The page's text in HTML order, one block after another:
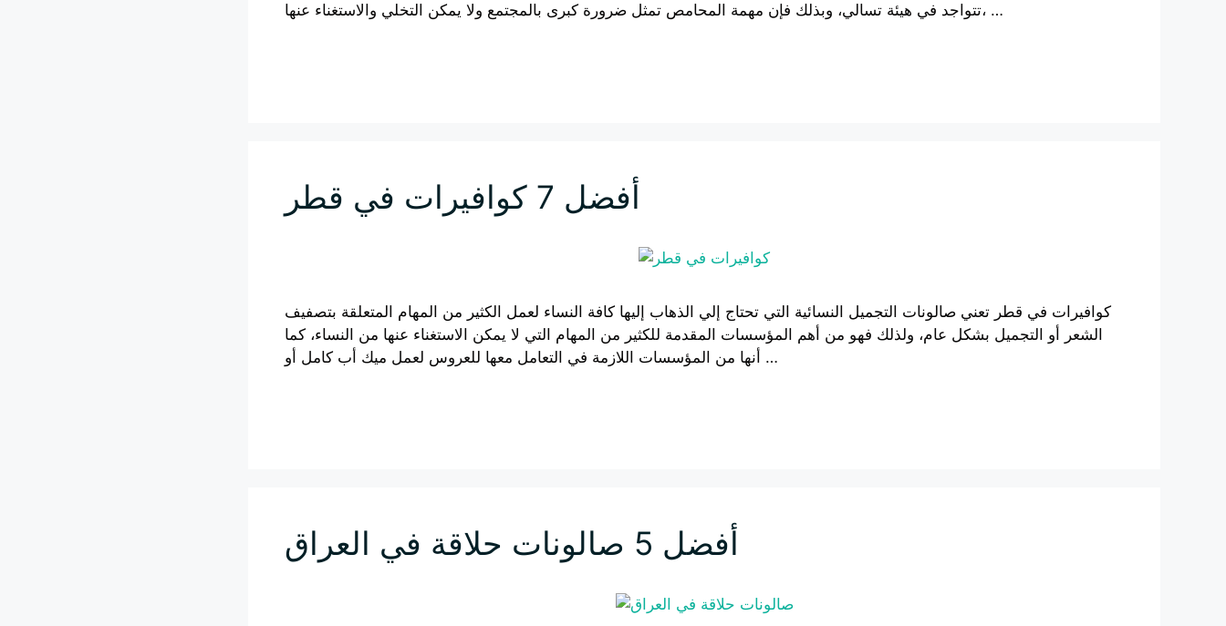
تتواجد في هيئة تسالي، وبذلك فإن مهمة المحامص تمثل ضرورة كبرى بالمجتمع ولا يمكن التخلي والاستغناء عنها، …
أفضل 7 كوافيرات في قطر
كوافيرات في قطر تعني صالونات التجميل النسائية التي تحتاج إلي الذهاب إليها كافة النساء لعمل الكثير من المهام المتعلقة بتصفيف
الشعر أو التجميل بشكل عام، ولذلك فهو من أهم المؤسسات المقدمة للكثير من المهام التي لا يمكن الاستغناء عنها من النساء، كما
أنها من المؤسسات اللازمة في التعامل معها للعروس لعمل ميك أب كامل أو …
أفضل 5 صالونات حلاقة في العراق